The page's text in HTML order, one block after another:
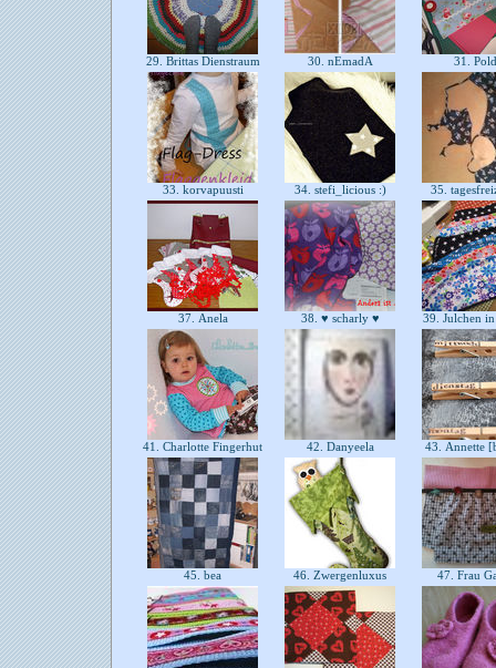
29. Brittas Dienstraum 30. nEmadA 31.
33. korvapuusti 34. stefi_licious :) 35.
37. Anela 38. ♥ scharly ♥ 39. Julchen
41. Charlotte Fingerhut 42. Danyeela 43. Annette
45. bea 46. Zwergenluxus 47. Frau